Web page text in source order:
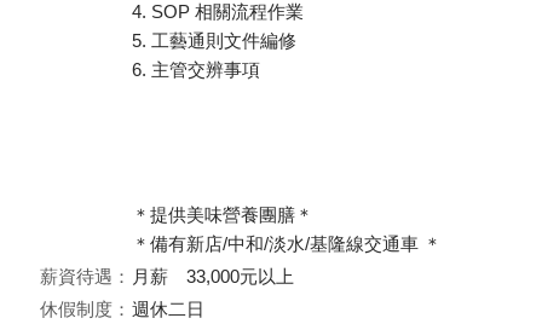
4. SOP 相關流程作業
5. 工藝通則文件編修
6. 主管交辨事項
＊提供美味營養團膳＊
＊備有新店/中和/淡水/基隆線交通車 ＊
薪資待遇： 月薪 33,000元以上
休假制度： 週休二日